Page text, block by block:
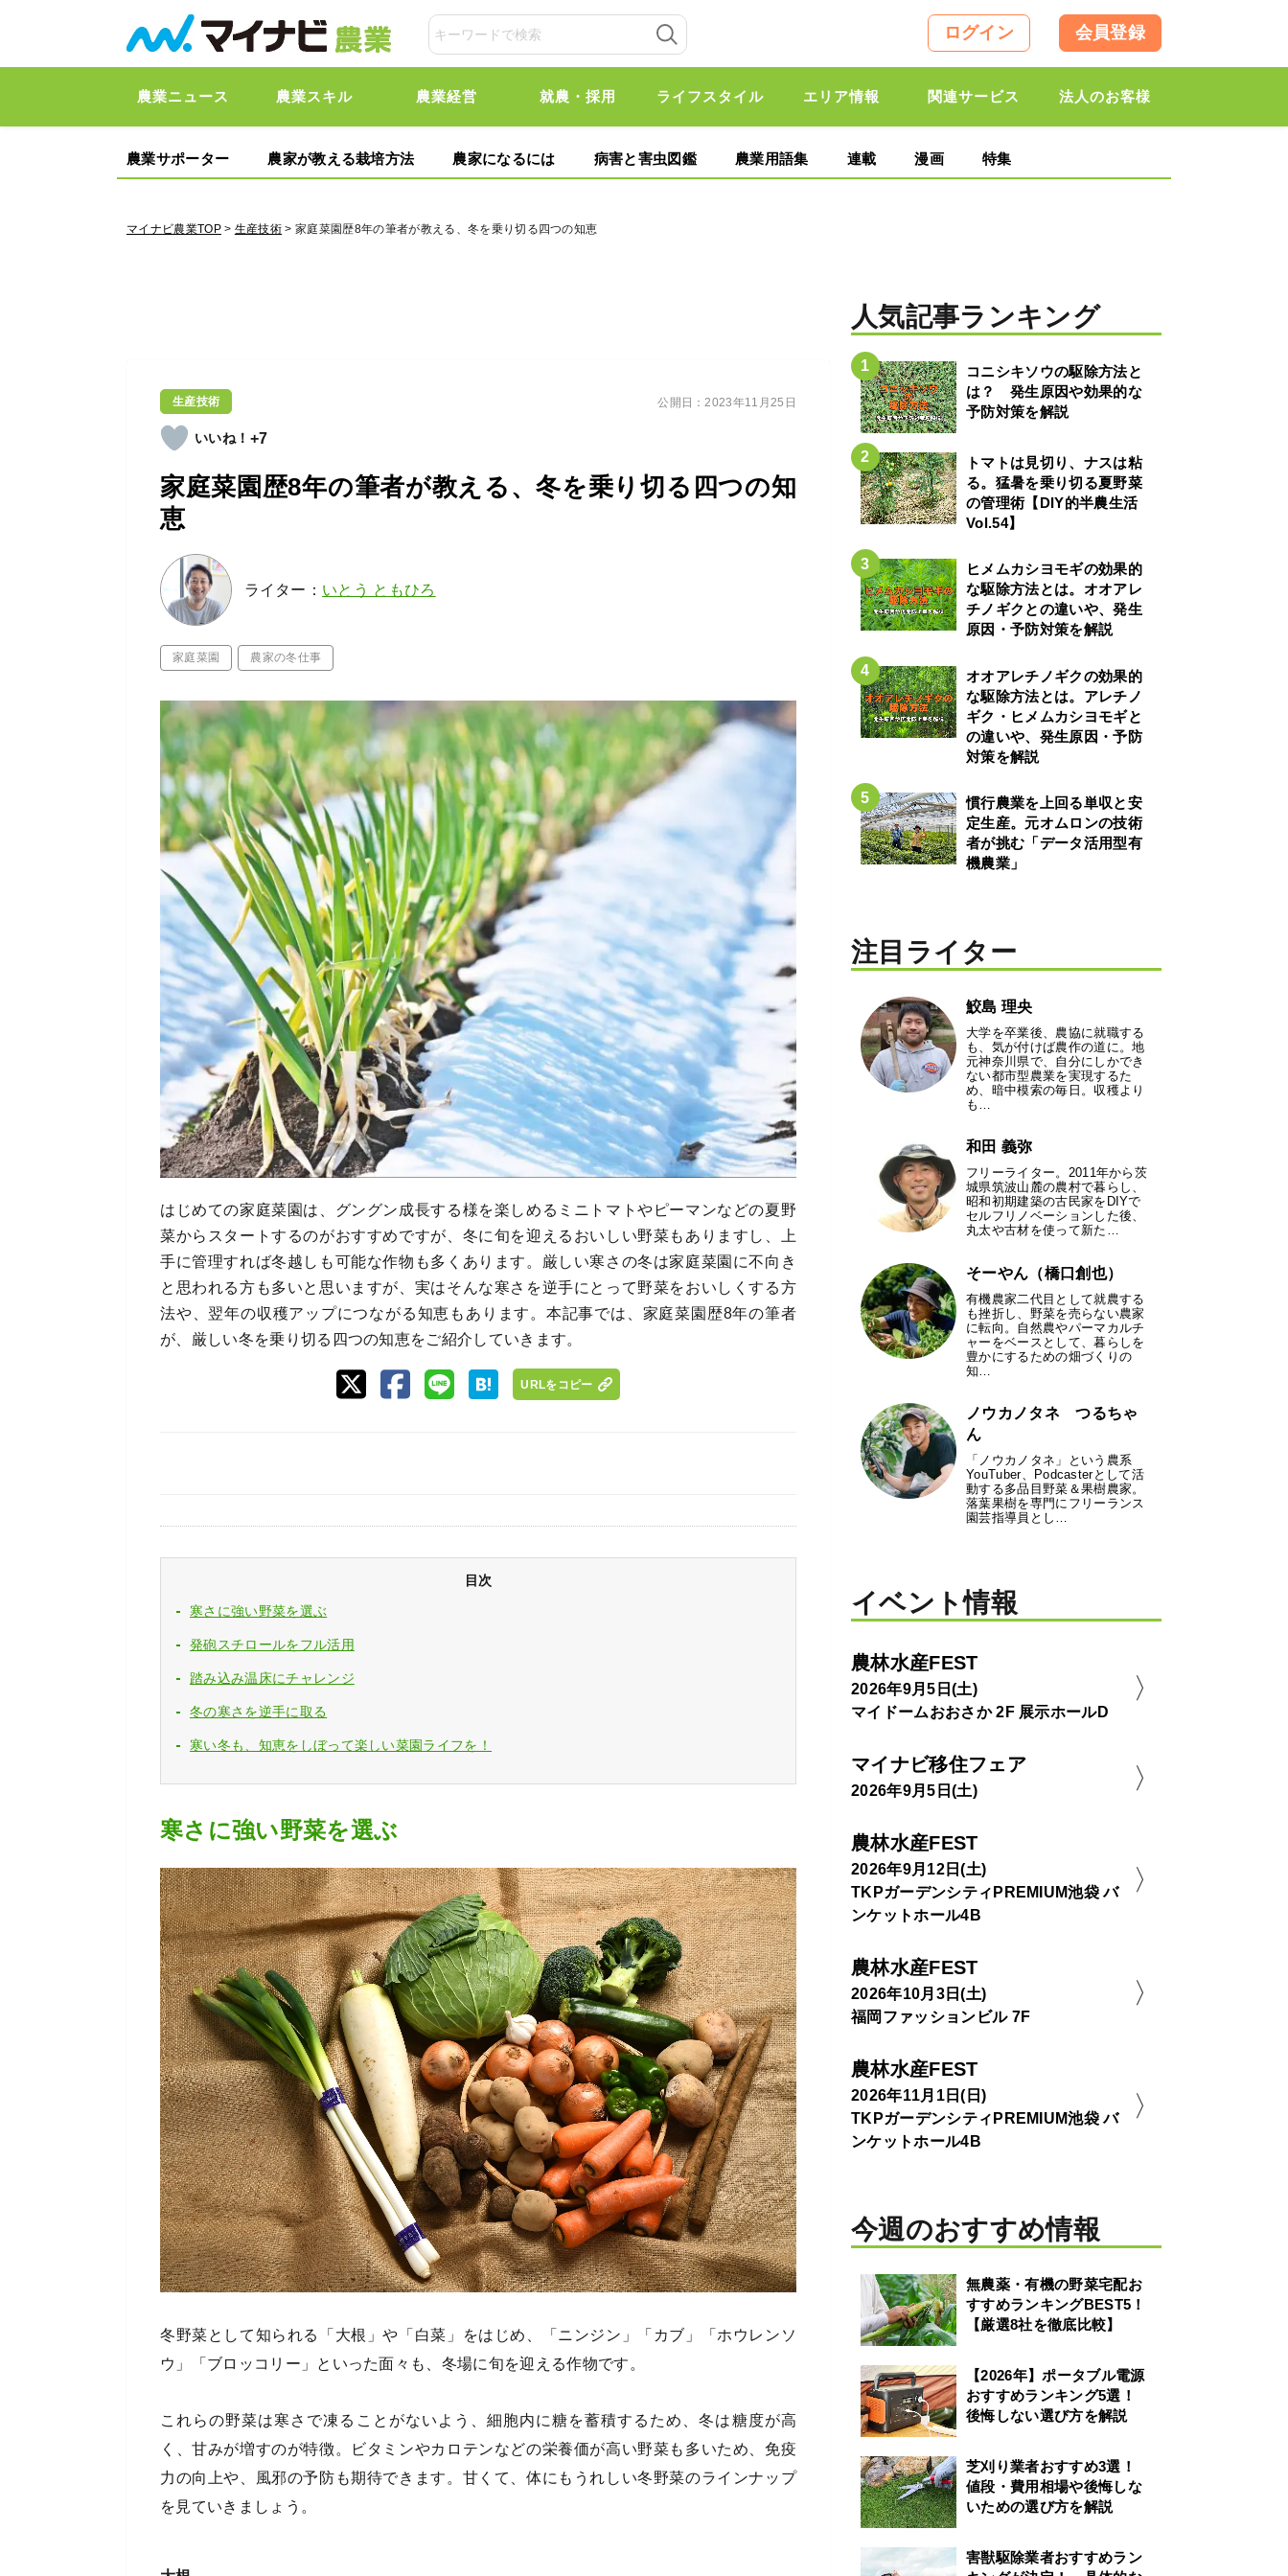
ログイン 会員登録
農業ニュース 農業スキル 農業経営 就農・採用 ライフスタイル エリア情報 関連サービス 法人のお客様
農業サポーター 農家が教える栽培方法 農家になるには 病害と害虫図鑑 農業用語集 連載 漫画 特集
マイナビ農業TOP> 生産技術 > 家庭菜園歴8年の筆者が教える、冬を乗り切る四つの知恵
生産技術
+7
家庭菜園歴8年の筆者が教える、冬を乗り切る四つの知
恵
ライター： いとう ともひろ
家庭菜園 農家の冬仕事
公開日：2023年11月25日
はじめての家庭菜園は、グングン成長する様を楽しめるミニトマトやピーマンなどの夏野
菜からスタートするのがおすすめですが、冬に旬を迎えるおいしい野菜もありますし、上
手に管理すれば冬越しも可能な作物も多くあります。厳しい寒さの冬は家庭菜園に不向き
と思われる方も多いと思いますが、実はそんな寒さを逆手にとって野菜をおいしくする方
法や、翌年の収穫アップにつながる知恵もあります。本記事では、家庭菜園歴8年の筆者
が、厳しい冬を乗り切る四つの知恵をご紹介していきます。
URLをコピー
目次
寒さに強い野菜を選ぶ
発砲スチロールをフル活用
踏み込み温床にチャレンジ
冬の寒さを逆手に取る
寒い冬も、知恵をしぼって楽しい菜園ライフを！
寒さに強い野菜を選ぶ
冬野菜として知られる「大根」や「白菜」をはじめ、「ニンジン」「カブ」「ホウレンソ
ウ」「ブロッコリー」といった面々も、冬場に旬を迎える作物です。
これらの野菜は寒さで凍ることがないよう、細胞内に糖を蓄積するため、冬は糖度が高
く、甘みが増すのが特徴。ビタミンやカロテンなどの栄養価が高い野菜も多いため、免疫
力の向上や、風邪の予防も期待できます。甘くて、体にもうれしい冬野菜のラインナップ
を見ていきましょう。
人気記事ランキング
コニシキソウの駆除方法と
は？ 発生原因や効果的な
予防対策を解説
トマトは見切り、ナスは粘
る。猛暑を乗り切る夏野菜
の管理術【DIY的半農生活
Vol.54】
ヒメムカシヨモギの効果的
な駆除方法とは。オオアレ
チノギクとの違いや、発生
原因・予防対策を解説
オオアレチノギクの効果的
な駆除方法とは。アレチノ
ギク・ヒメムカシヨモギと
の違いや、発生原因・予防
対策を解説
慣行農業を上回る単収と安
定生産。元オムロンの技術
者が挑む「データ活用型有
機農業」
注目ライター
鮫島 理央
大学を卒業後、農協に就職する
も、気が付けば農作の道に。地
元神奈川県で、自分にしかでき
ない都市型農業を実現するた
め、暗中模索の毎日。収穫より
も…
和田 義弥
フリーライター。2011年から茨
城県筑波山麓の農村で暮らし、
昭和初期建築の古民家をDIYで
セルフリノベーションした後、
丸太や古材を使って新た…
そーやん（橋口創也）
有機農家二代目として就農する
も挫折し、野菜を売らない農家
に転向。自然農やパーマカルチ
ャーをベースとして、暮らしを
豊かにするための畑づくりの
知…
ノウカノタネ つるちゃ
ん
「ノウカノタネ」という農系
YouTuber、Podcasterとして活
動する多品目野菜＆果樹農家。
落葉果樹を専門にフリーランス
園芸指導員とし…
イベント情報
農林水産FEST
2026年9月5日(土)
マイドームおおさか 2F 展示ホールD
マイナビ移住フェア
2026年9月5日(土)
農林水産FEST
2026年9月12日(土)
TKPガーデンシティPREMIUM池袋 バ
ンケットホール4B
農林水産FEST
2026年10月3日(土)
福岡ファッションビル 7F
農林水産FEST
2026年11月1日(日)
TKPガーデンシティPREMIUM池袋 バ
ンケットホール4B
今週のおすすめ情報
無農薬・有機の野菜宅配お
すすめランキングBEST5！
【厳選8社を徹底比較】
【2026年】ポータブル電源
おすすめランキング5選！
後悔しない選び方を解説
芝刈り業者おすすめ3選！
値段・費用相場や後悔しな
いための選び方を解説
害獣駆除業者おすすめラン